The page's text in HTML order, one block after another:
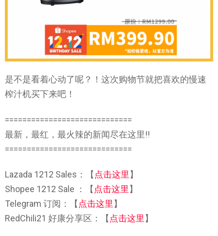
是不是看着心动了呢？！这次购物节就把喜欢的慢速
榨汁机买下来吧！
=============================
最新，最红，最火辣的新闻尽在这里!!
=============================
Lazada 1212 Sales：【 点击这里 】
Shopee 1212 Sale ：【 点击这里 】
Telegram 订阅：【 点击这里 】
RedChili21 好康分享区：【 点击这里 】